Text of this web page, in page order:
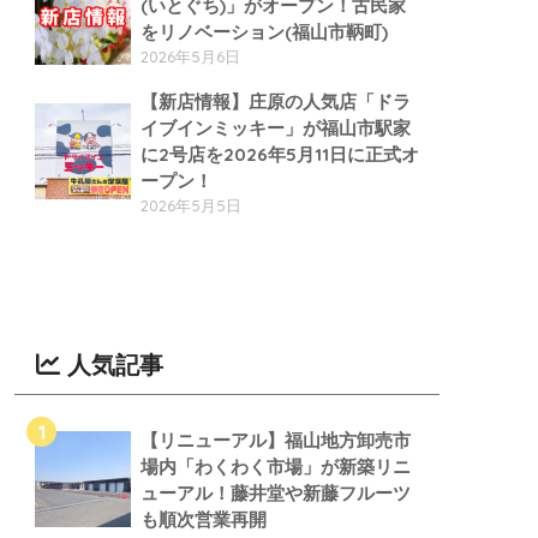
(いとぐち)」がオープン！古民家
をリノベーション(福山市鞆町)
2026年5月6日
【新店情報】庄原の人気店「ドラ
イブインミッキー」が福山市駅家
に2号店を2026年5月11日に正式オ
ープン！
2026年5月5日
人気記事
【リニューアル】福山地方卸売市
場内「わくわく市場」が新築リニ
ューアル！藤井堂や新藤フルーツ
も順次営業再開